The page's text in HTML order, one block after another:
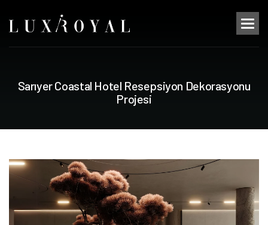
SarıyerCoastal Hotel Resepsiyon Dekorasyonu
Projesi